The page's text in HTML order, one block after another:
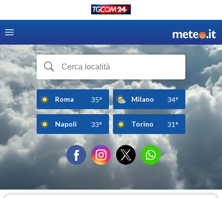
Roma 35° Milano 34°
Napoli 33° Torino 31°